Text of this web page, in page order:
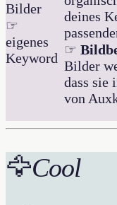
Bilder
☞
eigenes
Keyword
deines
☞
Bilder
dass sie
von
🦅Cool